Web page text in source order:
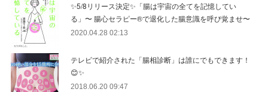
✨5/8リリース決定✨「腸は宇宙の全てを記憶してい
る」〜 腸心セラピー®︎で退化した腸意識を呼び覚ませ〜
2020.04.28 02:13
テレビで紹介された「腸相診断」は誰にでもできます！
😊✨
2018.06.20 09:47